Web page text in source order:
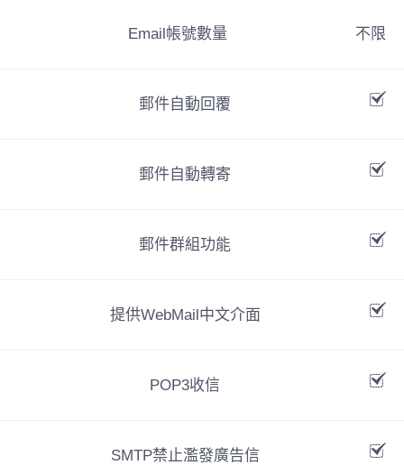
Email帳號數量 不限
郵件自動回覆
郵件自動轉寄
郵件群組功能
提供WebMail中文介面
POP3收信
SMTP禁止濫發廣告信